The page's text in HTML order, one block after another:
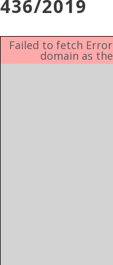
Επιτροπή
Ενότητες
436/2019
Failed to fetch
domain as